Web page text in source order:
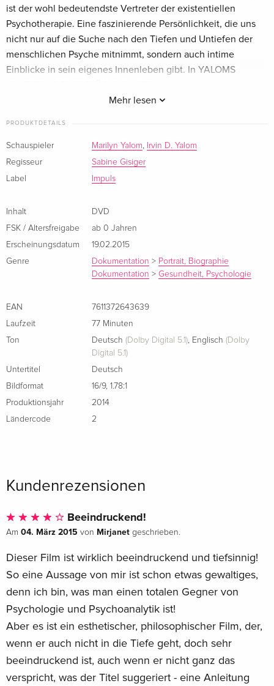
Französisch
Mehr lesen
ist der wohl bedeutendste Vertreter der existentiellen
Psychotherapie. Eine faszinierende Persönlichkeit, die uns
nicht nur auf die Suche nach den Tiefen und Untiefen der
menschlichen Psyche mitnimmt, sondern auch intime
Einblicke in sein eigenes Innenleben gibt. In YALOMS
reichen Erfahrungsschatz teilhaben und gibt uns Antworten
harmonische Beziehung? Und wie kann ich alte
Verhaltensmuster durchbrechen und mein eigenes Selbst
finden? YALOMS ANLEITUNG ZUM GLÜCKLICHSEIN weckt
inspiriert den Zuschauer dazu, nie die Neugier auf sich selbst
zu verlieren denn dazu ist es nie zu spät!
"Ein überaus kluger und überaus schöner Film über die Kraft
PRODUKTDETAILS
Schauspieler Marilyn Yalom, Irvin D. Yalom
Regisseur
Sabine Gisiger
Label
Impuls
Inhalt
DVD
FSK / Altersfreigabe
ab 0 Jahren
Erscheinungsdatum
19.02.2015
Genre
Dokumentation > Portrait, Biographie
Dokumentation > Gesundheit, Psychologie
EAN
7611372643639
Laufzeit
77 Minuten
Ton
Deutsch (Dolby Digital 5.1), Englisch (Dolby
Digital 5.1)
Untertitel
Deutsch
Bildformat
16/9, 1.78:1
Produktionsjahr
2014
Ländercode
2
Kundenrezensionen
Beeindruckend!
Am 04. März 2015 von Mirjanet geschrieben.
Dieser Film ist wirklich beeindruckend und tiefsinnig!
So eine Aussage von mir ist schon etwas gewaltiges,
denn ich bin, was man einen totalen Gegner von
Psychologie und Psychoanalytik ist!
Aber es ist ein esthetischer, philosophischer Film, der,
wenn er auch nicht in die Tiefe geht, doch sehr
beeindruckend ist, auch wenn er nicht ganz das
verspricht, was der Titel suggeriert - eine Anleitung